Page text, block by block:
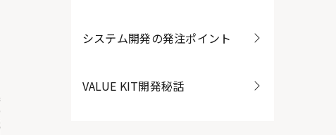
システム開発の発注ポイント
VALUE KIT開発秘話